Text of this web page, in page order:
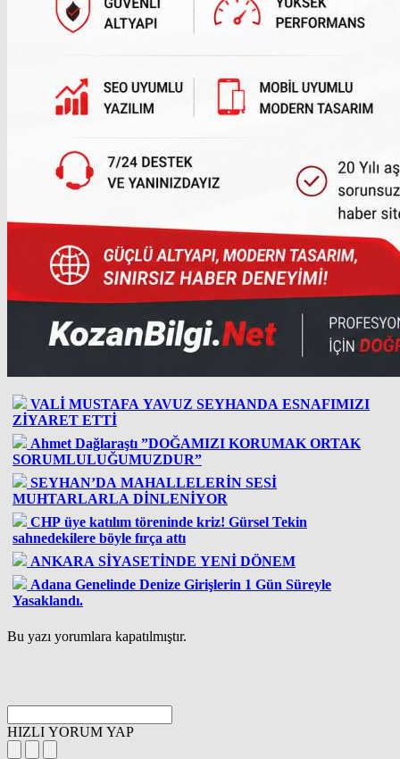
VALİ MUSTAFA YAVUZ SEYHANDA ESNAFIMIZI
ZİYARET ETTİ
Ahmet Dağlaraştı ”DOĞAMIZI KORUMAK ORTAK
SORUMLULUĞUMUZDUR”
SEYHAN’DA MAHALLELERİN SESİ
MUHTARLARLA DİNLENİYOR
CHP üye katılım töreninde kriz! Gürsel Tekin
sahnedekilere böyle fırça attı
ANKARA SİYASETİNDE YENİ DÖNEM
Adana Genelinde Denize Girişlerin 1 Gün Süreyle
Yasaklandı.
Bu yazı yorumlara kapatılmıştır.
HIZLI YORUM YAP